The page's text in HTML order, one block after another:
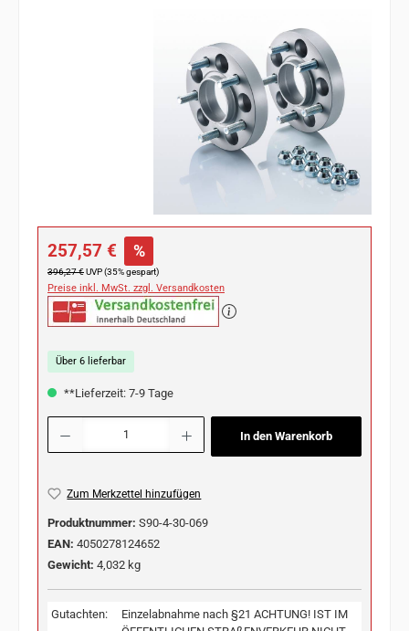
Verkaufspreis:
257,57 € %
Regulärer Preis:
396,27 €UVP (35% gespart)
Preise inkl. MwSt. zzgl. Versandkosten
Über 6 lieferbar
**Lieferzeit: 7-9 Tage
Produkt Anzahl: Gib den gewünschten Wert ein oder benutze die Schaltflächen
In den Warenkorb
Zum Merkzettel hinzufügen
Produktnummer: S90-4-30-069
EAN: 4050278124652
Gewicht: 4,032 kg
Gutachten:
Einzelabnahme nach §21 ACHTUNG! IST IM